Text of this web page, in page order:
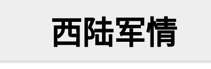
西陆军情